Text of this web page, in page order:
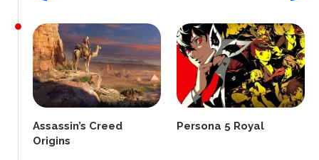
Assassin’s Creed
Origins
Persona 5 Royal